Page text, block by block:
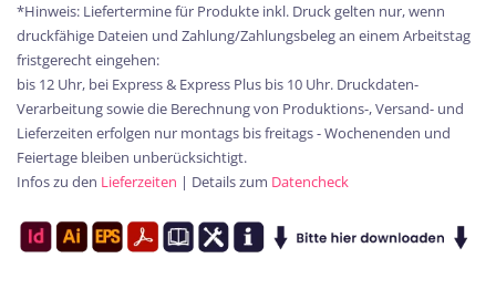
*Hinweis: Liefertermine für Produkte inkl. Druck gelten nur, wenn
druckfähige Dateien und Zahlung/Zahlungsbeleg an einem Arbeitstag
fristgerecht eingehen:
bis 12 Uhr, bei Express & Express Plus bis 10 Uhr. Druckdaten-
Verarbeitung sowie die Berechnung von Produktions-, Versand- und
Lieferzeiten erfolgen nur montags bis freitags - Wochenenden und
Feiertage bleiben unberücksichtigt.
Infos zu den Lieferzeiten | Details zum Datencheck